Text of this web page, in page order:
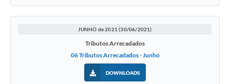
JUNHO de 2021 (30/06/2021)
Tributos Arrecadados
06 Tributos Arrecadados - Junho
DOWNLOADS